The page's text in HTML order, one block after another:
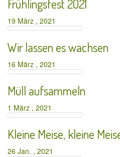
Frühlingsfest 2021
19 März , 2021
Wir lassen es wachsen
16 März , 2021
Müll aufsammeln
1 März , 2021
Kleine Meise, kleine
26 Jan. , 2021